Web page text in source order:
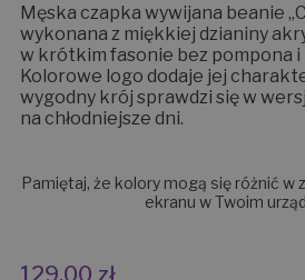
Męska czapka wywijana beanie
wykonana z miękkiej dzianiny
w krótkim fasonie bez pompona i
Kolorowe logo dodaje jej
wygodny krój sprawdzi się w
na chłodniejsze dni.
Pamiętaj, że kolory mogą się różnić w
ekranu w Twoim
129,00 zł